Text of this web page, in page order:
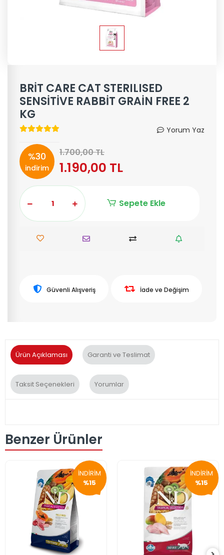
BRİT CARE CAT STERILISED
SENSİTİVE RABBİT GRAİN FREE 2
KG
Yorum Yaz
%30
indirim
1.700,00 TL
1.190,00 TL
Sepete Ekle
Güvenli Alışveriş İade ve Değişim
Ürün Açıklaması Garanti ve Teslimat
Taksit Seçenekleri Yorumlar
Benzer Ürünler
İNDİRİM
%15
İNDİRİM
%15